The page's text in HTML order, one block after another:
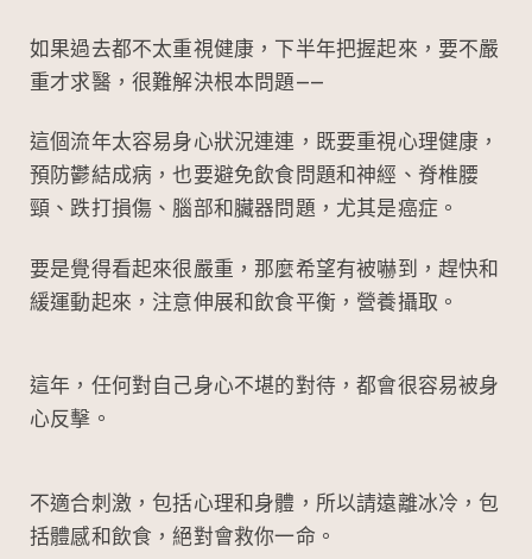
如果過去都不太重視健康，下半年把握起來，要不嚴
重才求醫，很難解決根本問題——
這個流年太容易身心狀況連連，既要重視心理健康，
預防鬱結成病，也要避免飲食問題和神經、脊椎腰
頸、跌打損傷、腦部和臟器問題，尤其是癌症。
要是覺得看起來很嚴重，那麼希望有被嚇到，趕快和
緩運動起來，注意伸展和飲食平衡，營養攝取。
這年，任何對自己身心不堪的對待，都會很容易被身
心反擊。
不適合刺激，包括心理和身體，所以請遠離冰冷，包
括體感和飲食，絕對會救你一命。